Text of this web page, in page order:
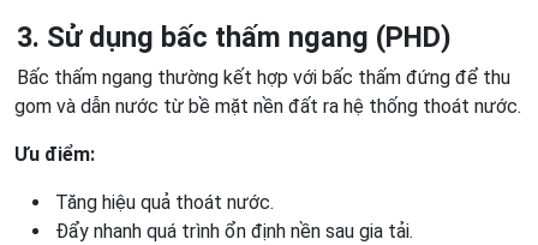
3. Sử dụng bấc thấm ngang (PHD)
Bấc thấm ngang thường kết hợp với bấc thấm đứng để thu
gom và dẫn nước từ bề mặt nền đất ra hệ thống thoát nước.
Ưu điểm:
Tăng hiệu quả thoát nước.
Đẩy nhanh quá trình ổn định nền sau gia tải.